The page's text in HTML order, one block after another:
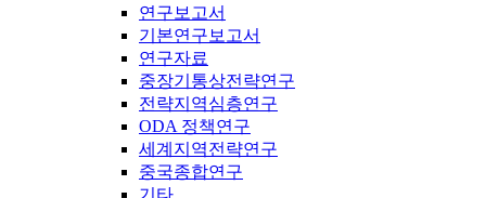
연구보고서
기본연구보고서
연구자료
중장기통상전략연구
전략지역심층연구
ODA 정책연구
세계지역전략연구
중국종합연구
기타